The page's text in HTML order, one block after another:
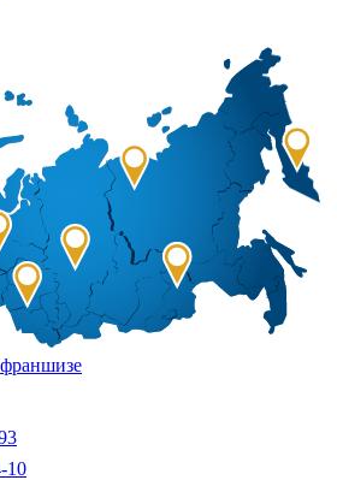
франшизе
10